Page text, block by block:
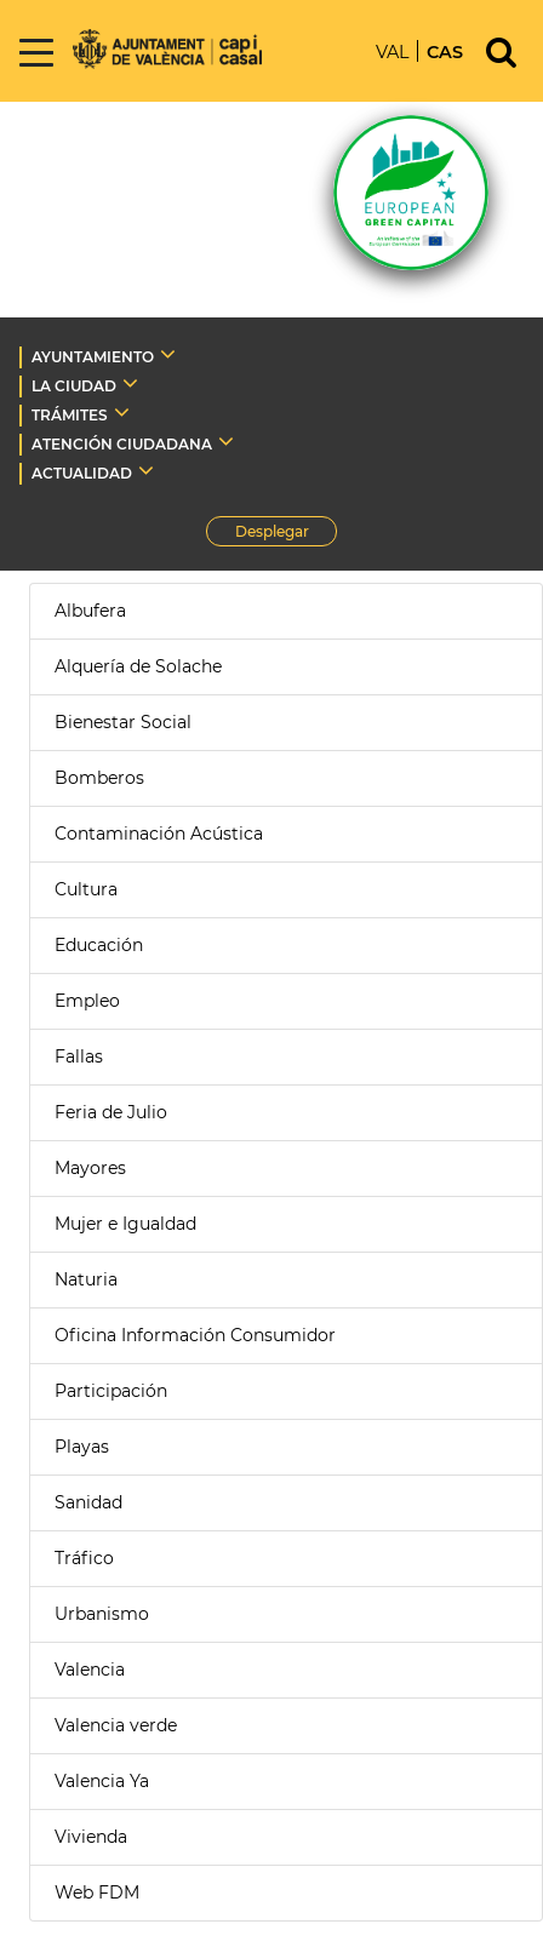
VAL CAS
AYUNTAMIENTO
LA CIUDAD
TRÁMITES
ATENCIÓN CIUDADANA
ACTUALIDAD
Desplegar
Albufera
Alquería de Solache
Bienestar Social
Bomberos
Contaminación Acústica
Cultura
Educación
Empleo
Fallas
Feria de Julio
Mayores
Mujer e Igualdad
Naturia
Oficina Información Consumidor
Participación
Playas
Sanidad
Tráfico
Urbanismo
Valencia
Valencia verde
Valencia Ya
Vivienda
Web FDM